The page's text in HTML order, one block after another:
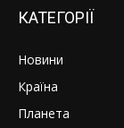
КАТЕГОРІЇ
Новини
Країна
Планета